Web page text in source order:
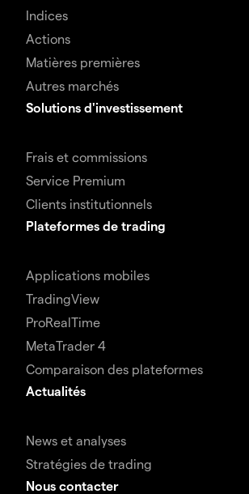
Indices
Actions
Matières premières
Autres marchés
Solutions d'investissement
Frais et commissions
Service Premium
Clients institutionnels
Plateformes de trading
Applications mobiles
TradingView
ProRealTime
MetaTrader 4
Comparaison des plateformes
Actualités
News et analyses
Stratégies de trading
Nous contacter